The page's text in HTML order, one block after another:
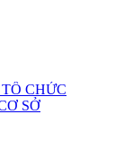
CHỨC
SỞ